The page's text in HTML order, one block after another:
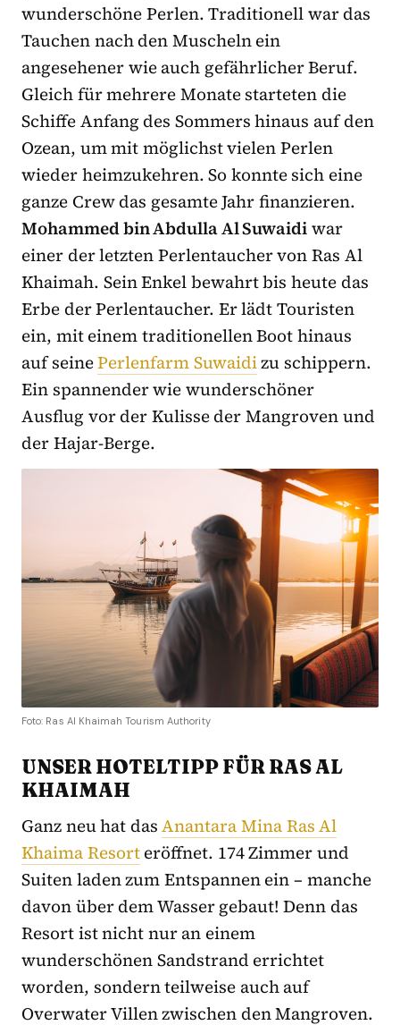
wunderschöne Perlen. Traditionell war das
Tauchen nach den Muscheln ein
angesehener wie auch gefährlicher Beruf.
Gleich für mehrere Monate starteten die
Schiffe Anfang des Sommers hinaus auf den
Ozean, um mit möglichst vielen Perlen
wieder heimzukehren. So konnte sich eine
ganze Crew das gesamte Jahr finanzieren.
Mohammed bin Abdulla Al Suwaidiwar
einer der letzten Perlentaucher von Ras Al
Khaimah. Sein Enkel bewahrt bis heute das
Erbe der Perlentaucher. Er lädt Touristen
ein, mit einem traditionellen Boot hinaus
auf seinePerlenfarm Suwaidizu schippern.
Ein spannender wie wunderschöner
Ausflug vor der Kulisse der Mangroven und
der Hajar-Berge.
Foto: Ras Al Khaimah Tourism Authority
UNSER HOTELTIPP FÜR RAS AL
KHAIMAH
Ganz neu hat dasAnantara Mina Ras Al
Khaima Resorteröffnet. 174 Zimmer und
Suiten laden zum Entspannen ein – manche
davon über dem Wasser gebaut! Denn das
Resort ist nicht nur an einem
wunderschönen Sandstrand errichtet
worden, sondern teilweise auch auf
Overwater Villen zwischen den Mangroven.